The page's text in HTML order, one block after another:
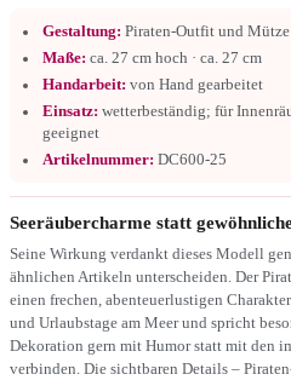
Gestaltung: Piraten-Outfit und Mütze
Maße: ca. 27 cm hoch · ca. 27 cm
Handarbeit: von Hand gearbeitet
Einsatz: wetterbeständig; für
geeignet
Artikelnummer: DC600-25
Seeräubercharme statt
Seine Wirkung verdankt dieses Modell
ähnlichen Artikeln unterscheiden. Der
einen frechen, abenteuerlustigen
und Urlaubstage am Meer und spricht
Dekoration gern mit Humor statt mit den
verbinden. Die sichtbaren Details –